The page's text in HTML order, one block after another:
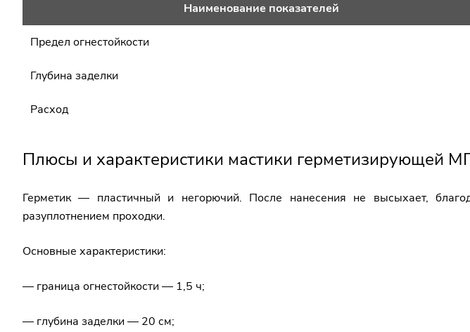
Наименование показателей
Предел огнестойкости
Глубина заделки
Расход
Плюсы и характеристики мастики герметизирующей
Герметик — пластичный и негорючий. После нанесения не высыхает,
разуплотнением проходки.
Основные характеристики:
— граница огнестойкости — 1,5 ч;
— глубина заделки — 20 см;